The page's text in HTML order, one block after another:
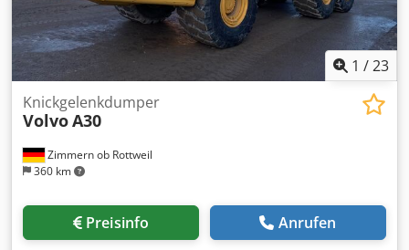
1 /23
Zimmern ob Rottweil
360 km
Knickgelenkdumper
VolvoA30
Preisinfo Anrufen